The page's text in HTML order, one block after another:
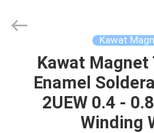
RUMAH
PRODUK
Material
Co,.Ltd.
Kawat
Kawat Magnet
Enamel
2UEW 0.4 -
Winding